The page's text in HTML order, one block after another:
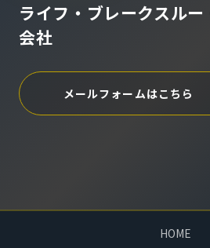
ライフ・ブレークスル
会社
メールフォームはこちら
HOME